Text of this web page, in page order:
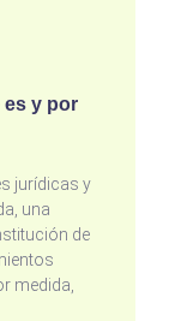
es y por
jurídicas y
una
de
medida,